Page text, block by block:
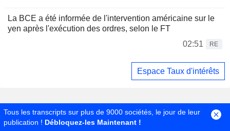
La BCE a été informée de l'intervention américaine sur le
yen après l'exécution des ordres, selon le FT
02:51
RE
Espace Taux d'intérêts
Tous les transcripts sur plus de 9000 sociétés, le jour de leur
publication ! Débloquez-les Maintenant !